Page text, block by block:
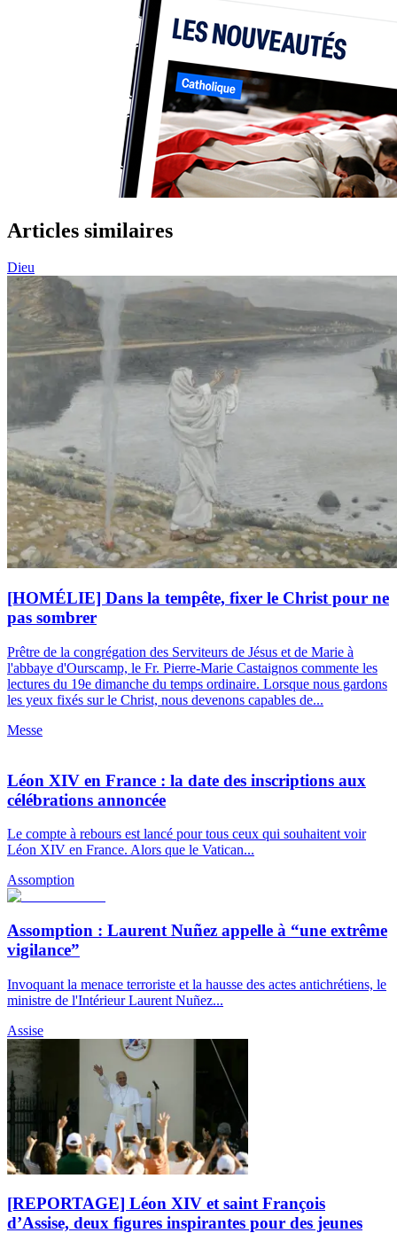
Articles similaires
Dieu
[HOMÉLIE] Dans la tempête, fixer le Christ pour ne
pas sombrer
Prêtre de la congrégation des Serviteurs de Jésus et de Marie à
l'abbaye d'Ourscamp, le Fr. Pierre-Marie Castaignos commente les
lectures du 19e dimanche du temps ordinaire. Lorsque nous gardons
les yeux fixés sur le Christ, nous devenons capables de...
Messe
Léon XIV en France : la date des inscriptions aux
célébrations annoncée
Le compte à rebours est lancé pour tous ceux qui souhaitent voir
Léon XIV en France. Alors que le Vatican...
Assomption
Assomption : Laurent Nuñez appelle à “une extrême
vigilance”
Invoquant la menace terroriste et la hausse des actes antichrétiens, le
ministre de l'Intérieur Laurent Nuñez...
Assise
[REPORTAGE] Léon XIV et saint François
d’Assise, deux figures inspirantes pour des jeunes